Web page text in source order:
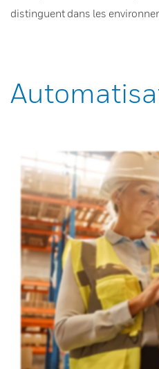
distinguent dans les